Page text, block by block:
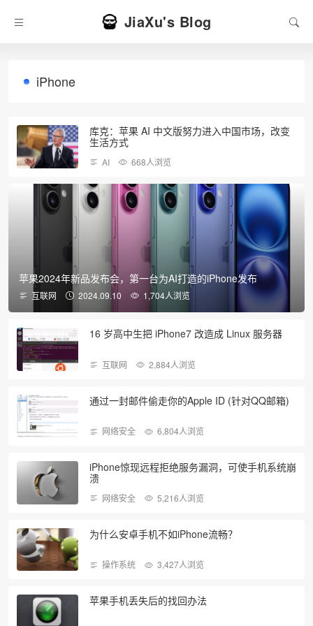
JiaXu's Blog
iPhone
​库克：苹果 AI 中文版努力进入中国市场，改变
生活方式
AI 668人浏览
苹果2024年新品发布会，第一台为AI打造的iPhone发布
互联网 2024.09.10 1,704人浏览
16 岁高中生把 iPhone7 改造成 Linux 服务器
互联网 2,884人浏览
通过一封邮件偷走你的Apple ID (针对QQ邮箱)
网络安全 6,804人浏览
iPhone惊现远程拒绝服务漏洞，可使手机系统崩
溃
网络安全 5,216人浏览
为什么安卓手机不如iPhone流畅？
操作系统 3,427人浏览
苹果手机丢失后的找回办法